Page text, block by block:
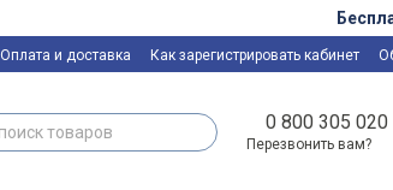
Оплата и доставка Как зарегистрировать кабинет
0 800 305 020
Перезвонить вам?